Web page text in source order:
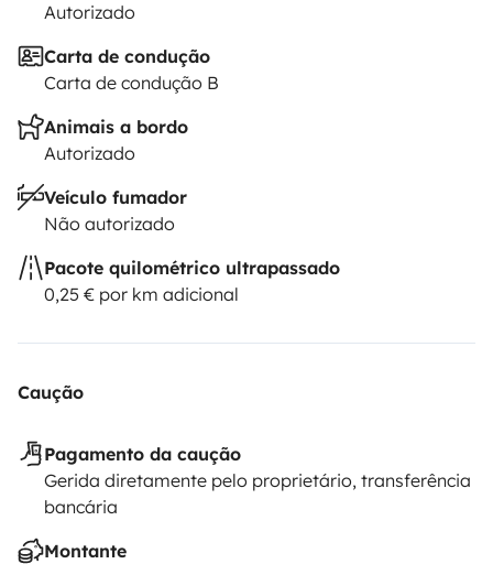
Autorizado
Carta de condução
Carta de condução B
Animais a bordo
Autorizado
Veículo fumador
Não autorizado
Pacote quilométrico ultrapassado
0,25 € por km adicional
Caução
Pagamento da caução
Gerida diretamente pelo proprietário, transferência
bancária
Montante